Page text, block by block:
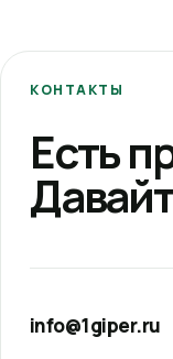
КОНТАКТЫ
Есть
info@1giper.ru